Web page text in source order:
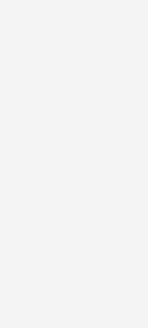
Empfehlungen rund um eine
Gasanlage profilieren kann.
etwa 2500 Mitgliedsbetriebe der
lassen, um diese Dienstleistung anbieten zu
Mitgliedsbetriebe unter
für Gas-ganz-sicher koordiniert
in der SBZ 04/2010 erschienenen Beitrag
Münchner SHK-Handwerksunternehmer
über 1000 dieser Checks realisiert hat.
tags/extras-zum-heft
für Niederdruck-Erdgasleitungen
Am besten gleich ausdrucken, laminieren
Koffer legen. Das beantwortet Fragen
Vordruck für die Protokollierung von
auch zum Downloaden unter
tags/extras-zum-heft